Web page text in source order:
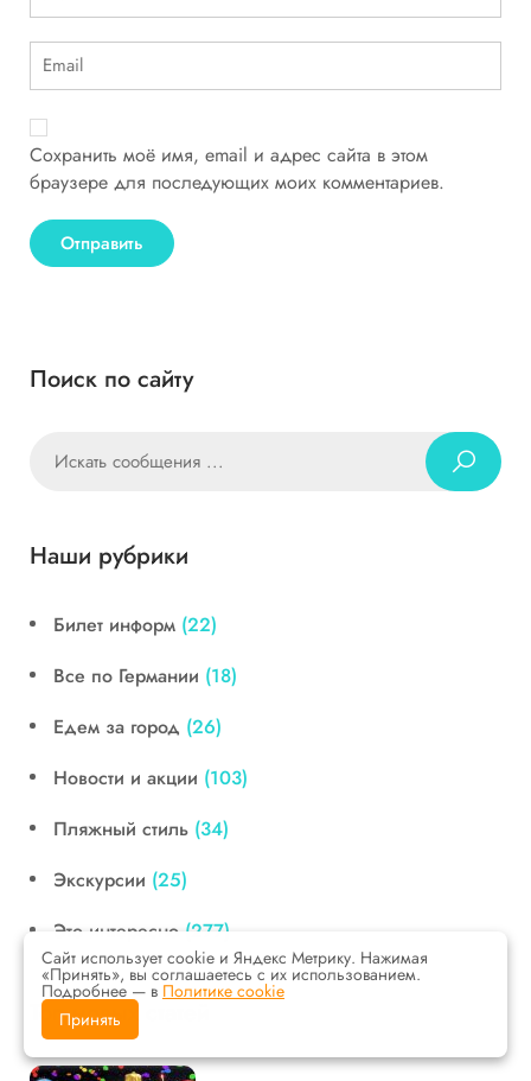
Сохранить моё имя, email и адрес сайта в этом
браузере для последующих моих комментариев.
Поиск по сайту
Наши рубрики
Билет информ (22)
Все по Германии (18)
Едем за город (26)
Новости и акции (103)
Пляжный стиль (34)
Экскурсии (25)
Это интересно (277)
Топ новых статей
Сайт использует cookie и Яндекс Метрику. Нажимая
«Принять», вы соглашаетесь с их использованием.
Подробнее — в Политике cookie
Принять